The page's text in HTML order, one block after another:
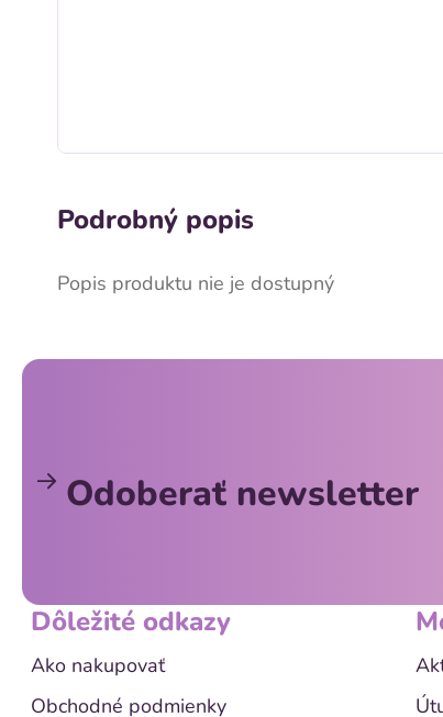
Podrobný popis
Popis produktu nie je dostupný
Odoberať newsletter
Dôležité odkazy
Ako nakupovať
Obchodné podmienky